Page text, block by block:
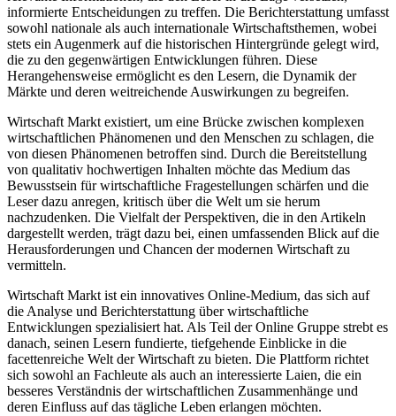
informierte Entscheidungen zu treffen. Die Berichterstattung umfasst
sowohl nationale als auch internationale Wirtschaftsthemen, wobei
stets ein Augenmerk auf die historischen Hintergründe gelegt wird,
die zu den gegenwärtigen Entwicklungen führen. Diese
Herangehensweise ermöglicht es den Lesern, die Dynamik der
Märkte und deren weitreichende Auswirkungen zu begreifen.
Wirtschaft Markt existiert, um eine Brücke zwischen komplexen
wirtschaftlichen Phänomenen und den Menschen zu schlagen, die
von diesen Phänomenen betroffen sind. Durch die Bereitstellung
von qualitativ hochwertigen Inhalten möchte das Medium das
Bewusstsein für wirtschaftliche Fragestellungen schärfen und die
Leser dazu anregen, kritisch über die Welt um sie herum
nachzudenken. Die Vielfalt der Perspektiven, die in den Artikeln
dargestellt werden, trägt dazu bei, einen umfassenden Blick auf die
Herausforderungen und Chancen der modernen Wirtschaft zu
vermitteln.
Wirtschaft Markt ist ein innovatives Online-Medium, das sich auf
die Analyse und Berichterstattung über wirtschaftliche
Entwicklungen spezialisiert hat. Als Teil der Online Gruppe strebt es
danach, seinen Lesern fundierte, tiefgehende Einblicke in die
facettenreiche Welt der Wirtschaft zu bieten. Die Plattform richtet
sich sowohl an Fachleute als auch an interessierte Laien, die ein
besseres Verständnis der wirtschaftlichen Zusammenhänge und
deren Einfluss auf das tägliche Leben erlangen möchten.